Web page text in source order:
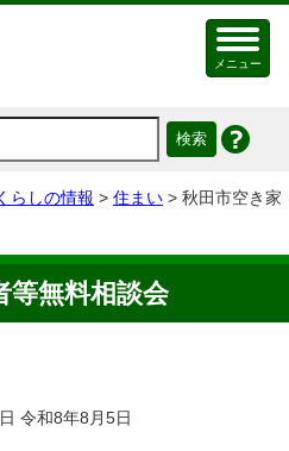
メニュー
らしの情報 > 住まい > 秋田市空き家
等無料相談会
令和8年8月5日